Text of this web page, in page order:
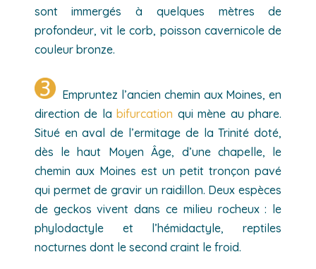
sont immergés à quelques mètres de
profondeur, vit le corb, poisson cavernicole de
couleur bronze.
Empruntez l’ancien chemin aux Moines, en
direction de labifurcation qui mène au phare.
Situé en aval de l’ermitage de la Trinité doté,
dès le haut Moyen Âge, d’une chapelle, le
chemin aux Moines est un petit tronçon pavé
qui permet de gravir un raidillon. Deux espèces
de geckos vivent dans ce milieu rocheux : le
phylodactyle et l’hémidactyle, reptiles
nocturnes dont le second craint le froid.